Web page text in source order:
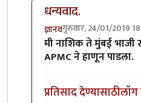
धन्यवाद.
ज्ञानवगुरुवार, 24/01/2019
In reply toलेखमाला
मी नाशिक ते मुंबई भाजी
APMC ने हाणून पाडला.
प्रतिसाद देण्यासाठी